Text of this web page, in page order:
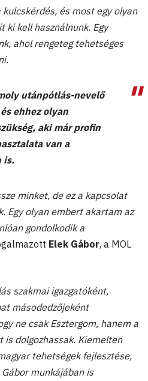
és most egy olyan
ki kell használnunk. Egy
ahol rengeteg tehetséges
utánpótlás-nevelő
ehhez olyan
aki már profin
van a
is.
minket, de ez a kapcsolat
Egy olyan embert akartam az
gondolkodik a
Elek Gábor, a MOL
szakmai igazgatóként,
másodedzőjeként
ne csak Esztergom, hanem a
is dolgozhassak. Kiemelten
tehetségek fejlesztése,
munkájában is